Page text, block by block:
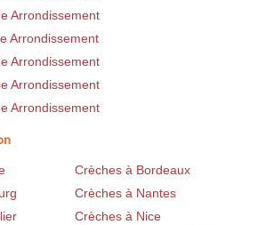
Arrondissement
Arrondissement
Arrondissement
Arrondissement
Arrondissement
Crèches à Bordeaux
Crèches à Nantes
Crèches à Nice